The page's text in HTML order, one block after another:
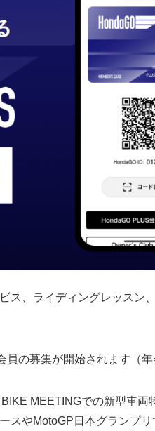
ス、ライディングレッスン
の募集が開始されます（年
MEETINGでの新型車両
スやMotoGP日本グランプ